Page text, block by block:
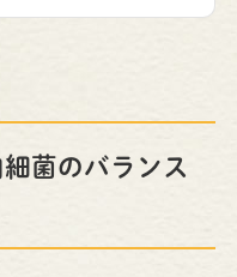
菌のバランス